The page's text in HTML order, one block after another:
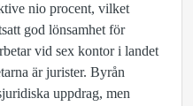
nio procent, vilket
god lönsamhet för
vid sex kontor i landet
är jurister. Byrån
uppdrag, men